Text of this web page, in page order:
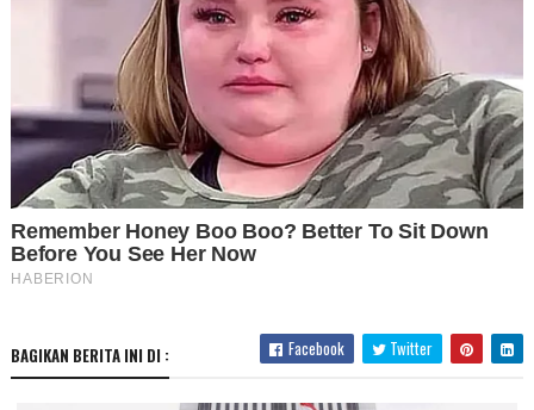
BAGIKAN BERITA INI DI : Facebook Twitter